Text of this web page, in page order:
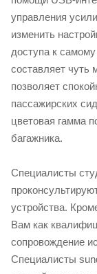
управления
изменить
доступа к
составляет чуть
позволяет
пассажирских
цветовая гамма
багажника.
Специалисты
устройства.
Вам как
сопровождение
Специалисты